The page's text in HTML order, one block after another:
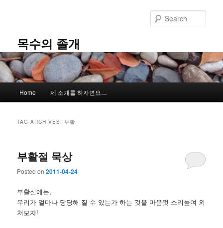
content
content목수의 졸개
Home 제 소개를 하자면요…
TAG ARCHIVES: 부활
부활절 묵상
Posted on2011-04-24
부활절에는,
우리가 얼마나 당당해 질 수 있는가 하는 것을 마음껏 소리높여 외
쳐보자!